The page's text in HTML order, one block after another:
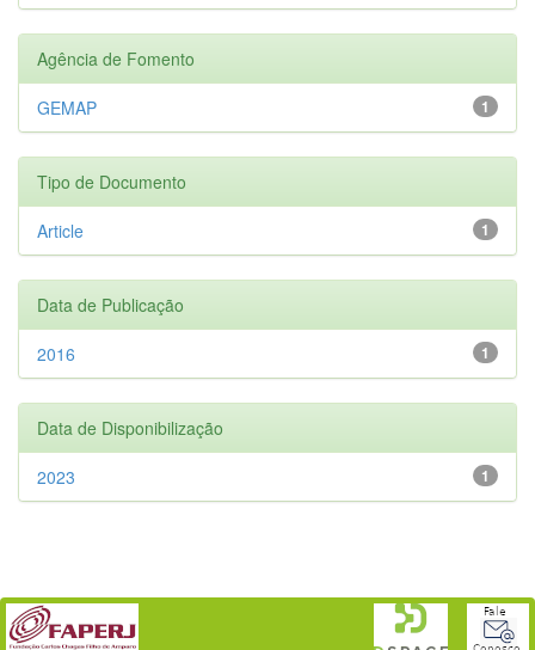
Agência de Fomento
1
GEMAP
Tipo de Documento
1
Article
Data de Publicação
1
2016
Data de Disponibilização
1
2023